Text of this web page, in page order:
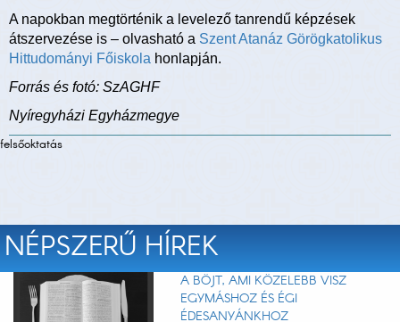
A napokban megtörténik a levelező tanrendű képzések
átszervezése is – olvasható a Szent Atanáz Görögkatolikus
Hittudományi Főiskola honlapján.
Forrás és fotó: SzAGHF
Nyíregyházi Egyházmegye
felsőoktatás
NÉPSZERŰ HÍREK
A BÖJT, AMI KÖZELEBB VISZ
EGYMÁSHOZ ÉS ÉGI
ÉDESANYÁNKHOZ